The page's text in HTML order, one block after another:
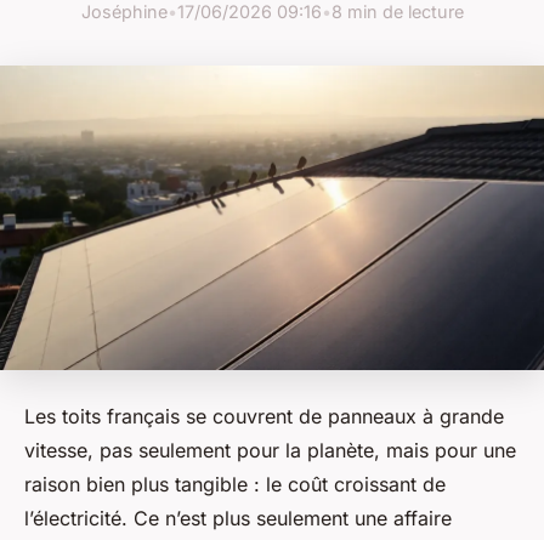
Joséphine•17/06/2026 09:16•8 min de lecture
Les toits français se couvrent de panneaux à grande
vitesse, pas seulement pour la planète, mais pour une
raison bien plus tangible : le coût croissant de
l’électricité. Ce n’est plus seulement une affaire